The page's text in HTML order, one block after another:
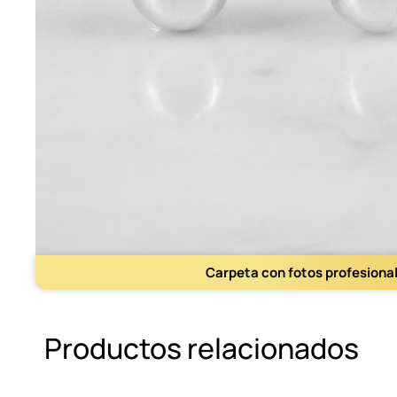
Carpeta con fotos
Productos relacionados